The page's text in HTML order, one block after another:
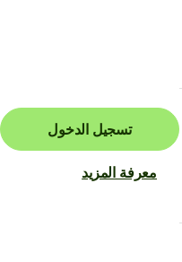
تسجيل الدخول
معرفة المزيد